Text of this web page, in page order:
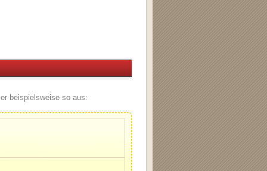
beispielsweise so aus: